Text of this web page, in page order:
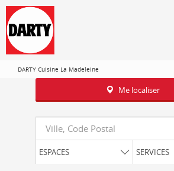
Île-de-France
Arrondissement de Paris
Paris
DARTY Cuisine La Madeleine
Me localiser
Requête
ESPACES SERVICES